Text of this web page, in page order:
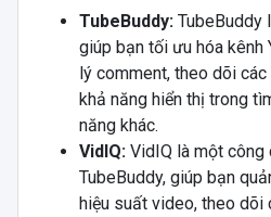
TubeBuddy:TubeBuddy
giúp bạn tối ưu hóa kênh
lý comment, theo dõi
khả năng hiển thị trong
năng khác.
VidIQ:VidIQ là một công
TubeBuddy, giúp bạn
hiệu suất video, theo dõi